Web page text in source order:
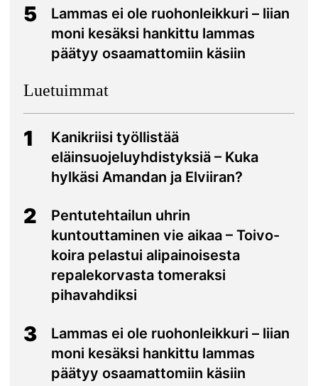
5
Lammas ei ole ruohonleikkuri – liian
moni kesäksi hankittu lammas
päätyy osaamattomiin käsiin
Luetuimmat
1
Kanikriisi työllistää
eläinsuojeluyhdistyksiä – Kuka
hylkäsi Amandan ja Elviiran?
2
Pentutehtailun uhrin
kuntouttaminen vie aikaa – Toivo-
koira pelastui alipainoisesta
repalekorvasta tomeraksi
pihavahdiksi
3
Lammas ei ole ruohonleikkuri – liian
moni kesäksi hankittu lammas
päätyy osaamattomiin käsiin